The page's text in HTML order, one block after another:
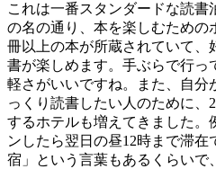
これは一番スタンダードな読
の名の通り、本を楽しむための
冊以上の本が所蔵されていて、
書が楽しめます。手ぶらで行っ
軽さがいいですね。また、自分
っくり読書したい人のために、
するホテルも増えてきました。
ンしたら翌日の昼12時まで滞
宿」という言葉もあるくらいで